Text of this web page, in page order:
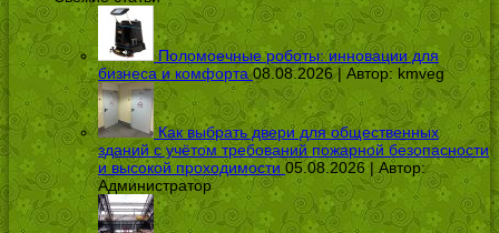
Поломоечные роботы: инновации для
бизнеса и комфорта 08.08.2026 | Автор: kmveg
Как выбрать двери для общественных
зданий с учётом требований пожарной безопасности
и высокой проходимости 05.08.2026 | Автор:
Администратор